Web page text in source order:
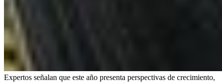
Expertos señalan que este año presenta perspectivas de crecimiento,